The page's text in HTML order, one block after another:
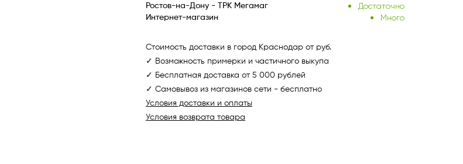
Ростов-на-Дону - ТРК Мегамаг Достаточно
Интернет-магазин Много
Стоимость доставки в город Краснодар от руб.
✓ Возможность примерки и частичного выкупа
✓ Бесплатная доставка от 5 000 рублей
✓ Самовывоз из магазинов сети - бесплатно
Условия доставки и оплаты
Условия возврата товара